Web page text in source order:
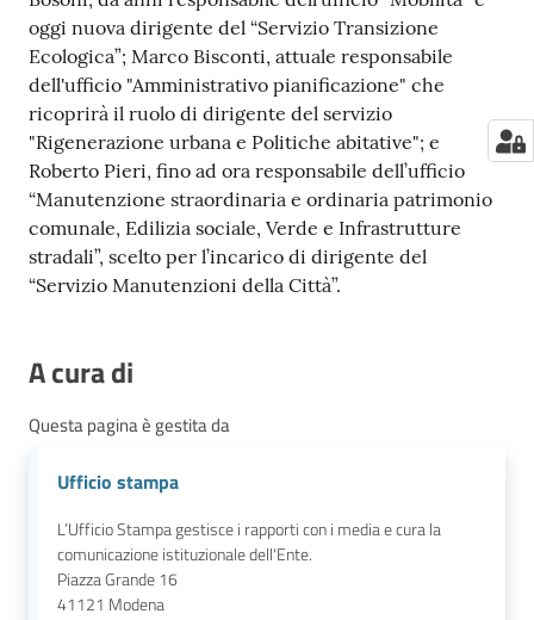
oggi nuova dirigente del “Servizio Transizione
Ecologica”; Marco Bisconti, attuale responsabile
dell'ufficio "Amministrativo pianificazione" che
ricoprirà il ruolo di dirigente del servizio
"Rigenerazione urbana e Politiche abitative"; e
Roberto Pieri, fino ad ora responsabile dell’ufficio
“Manutenzione straordinaria e ordinaria patrimonio
comunale, Edilizia sociale, Verde e Infrastrutture
stradali”, scelto per l’incarico di dirigente del
“Servizio Manutenzioni della Città”.
A cura di
Questa pagina è gestita da
Ufficio stampa
L’Ufficio Stampa gestisce i rapporti con i media e cura la
comunicazione istituzionale dell'Ente.
Piazza Grande 16
41121 Modena